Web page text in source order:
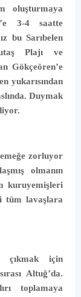
oluşturmaya
3-4 saatte
bu Sarıbelen
Plajı ve
Gökçeören’e
yukarısından
Duymak
zorluyor
olmanın
kuruyemişleri
tüm lavaşlara
çıkmak için
Altuğ’da.
toplamaya